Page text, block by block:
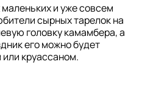
и уже совсем
сырных тарелок на
головку камамбера, а
его можно будет
круассаном.